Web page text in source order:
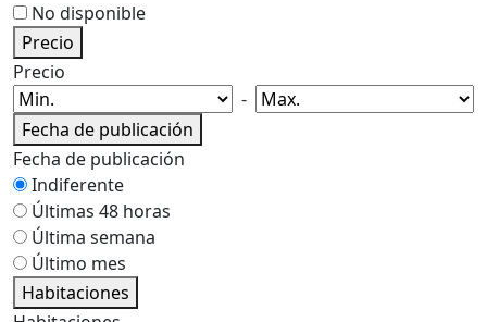
No disponible
Precio
Precio
-
Fecha de publicación
Fecha de publicación
Indiferente
Últimas 48 horas
Última semana
Último mes
Habitaciones